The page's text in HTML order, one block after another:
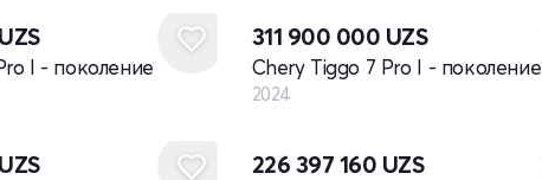
UZS
I - поколение
311 900 000 UZS
Chery Tiggo 7 Pro I - поколение
2024
UZS 226 397 160 UZS